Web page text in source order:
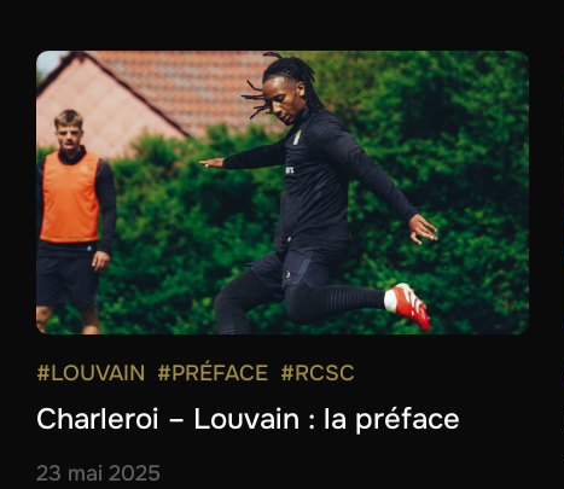
#LOUVAIN #PRÉFACE #RCSC
Charleroi – Louvain : la préface
23 mai 2025